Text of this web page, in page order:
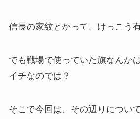
信長の家紋とかって、けっこう
でも戦場で使っていた旗なんか
イチなのでは？
そこで今回は、その辺りについ